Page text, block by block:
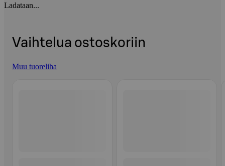
Ladataan...
Vaihtelua ostoskoriin
Muu tuoreliha